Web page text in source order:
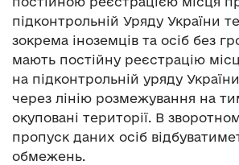
підконтрольній Уряду України
зокрема іноземців та осіб без
мають постійну реєстрацію
на підконтрольній уряду
через лінію розмежування на
окуповані території. В
пропуск даних осіб
обмежень.